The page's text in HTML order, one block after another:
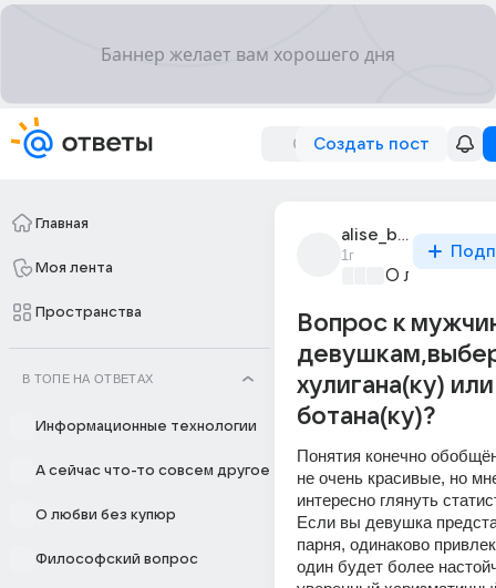
Создать пост
Главная
Моя лента
Пространства
В ТОПЕ НА ОТВЕТАХ
Информационные технологии
А сейчас что-то совсем другое
О любви без купюр
Философский вопрос
alise_bestie
1г
О любви без
Вопрос к
хулигана(ку) или
ботана(ку)?
Понятия конечно
не очень красивые, но
интересно глянуть
Если вы девушка
парня, одинаково
один будет более